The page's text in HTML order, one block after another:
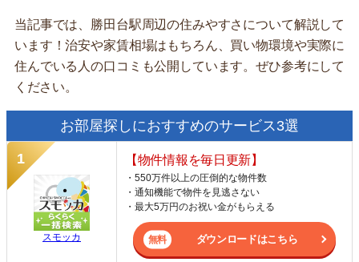
当記事では、勝田台駅周辺の住みやすさについて解説して
います！治安や家賃相場はもちろん、買い物環境や実際に
住んでいる人の口コミも公開しています。ぜひ参考にして
ください。
お部屋探しにおすすめのサービス3選
スモッカ
【物件情報を毎日更新】
・550万件以上の圧倒的な物件数
・通知機能で物件を見逃さない
・最大5万円のお祝い金がもらえる
ダウンロードはこちら